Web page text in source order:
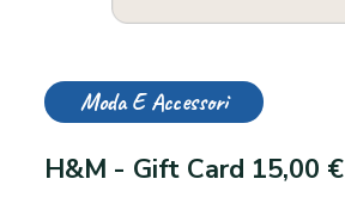
Moda E Accessori
H&M - Gift Card 15,00 €